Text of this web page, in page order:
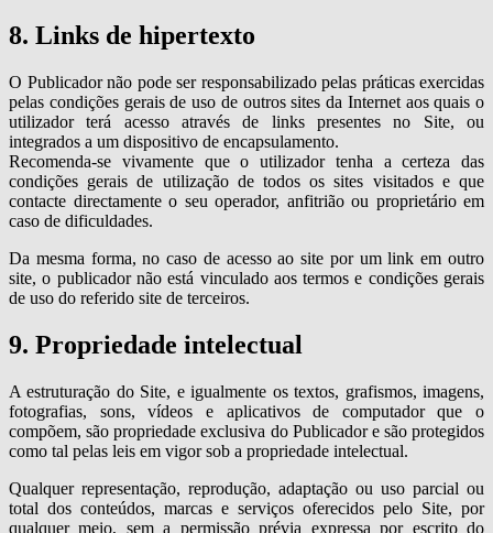
8. Links de hipertexto
O Publicador não pode ser responsabilizado pelas práticas exercidas
pelas condições gerais de uso de outros sites da Internet aos quais o
utilizador terá acesso através de links presentes no Site, ou
integrados a um dispositivo de encapsulamento.
Recomenda-se vivamente que o utilizador tenha a certeza das
condições gerais de utilização de todos os sites visitados e que
contacte directamente o seu operador, anfitrião ou proprietário em
caso de dificuldades.
Da mesma forma, no caso de acesso ao site por um link em outro
site, o publicador não está vinculado aos termos e condições gerais
de uso do referido site de terceiros.
9. Propriedade intelectual
A estruturação do Site, e igualmente os textos, grafismos, imagens,
fotografias, sons, vídeos e aplicativos de computador que o
compõem, são propriedade exclusiva do Publicador e são protegidos
como tal pelas leis em vigor sob a propriedade intelectual.
Qualquer representação, reprodução, adaptação ou uso parcial ou
total dos conteúdos, marcas e serviços oferecidos pelo Site, por
qualquer meio, sem a permissão prévia expressa por escrito do